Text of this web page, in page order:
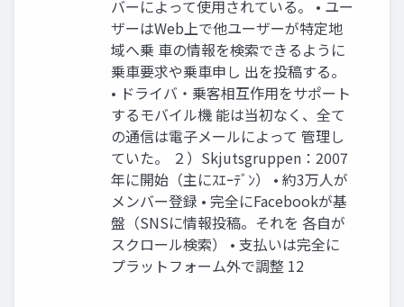
バーによって使用されている。 • ユー
ザーはWeb上で他ユーザーが特定地
域へ乗 車の情報を検索できるように
乗車要求や乗車申し 出を投稿する。
• ドライバ・乗客相互作用をサポート
するモバイル機 能は当初なく、全て
の通信は電子メールによって 管理し
ていた。 ２）Skjutsgruppen：2007
年に開始（主にｽｴｰﾃﾞﾝ） • 約3万人が
メンバー登録 • 完全にFacebookが基
盤（SNSに情報投稿。それを 各自が
スクロール検索） • 支払いは完全に
プラットフォーム外で調整 12